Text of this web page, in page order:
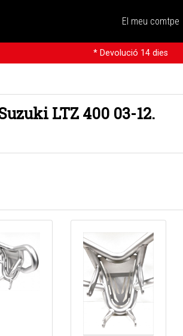
El meu comtpe
* Devolució 14 dies
LTZ 400 03-12.